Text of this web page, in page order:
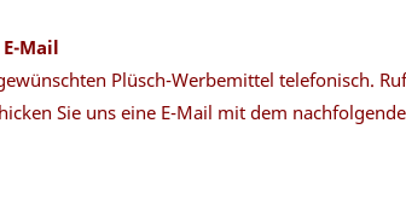
Mail
Plüsch-Werbemittel telefonisch.
Sie uns eine E-Mail mit dem